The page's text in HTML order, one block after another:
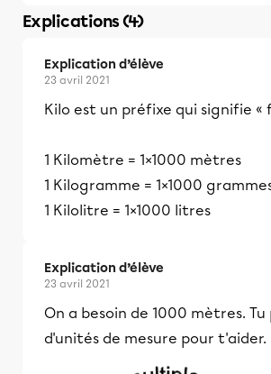
Explications (4)
Explication d’élève
23 avril 2021
Kilo est un préfixe qui signifie «
1 Kilomètre = 1×1000 mètres
1 Kilogramme = 1×1000
1 Kilolitre = 1×1000 litres
Explication d’élève
23 avril 2021
On a besoin de 1000 mètres.
d'unités de mesure pour t'aider.